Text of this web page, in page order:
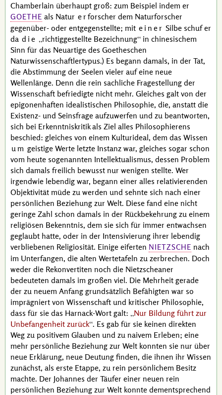
Chamberlain überhaupt groß: zum Beispiel indem er
GOETHE als Natur er forscher dem Naturforscher
gegenüber- oder entgegenstellte; mit einer Silbe schuf er
da die richtiggestellte Bezeichnung in chinesischem
Sinn für das Neuartige des Goetheschen
Naturwissenschaftlertypus.) Es begann damals, in der Tat,
die Abstimmung der Seelen vieler auf eine neue
Wellenlänge. Denn die rein sachliche Fragestellung der
Wissenschaft befriedigte nicht mehr. Gleiches galt von der
epigonenhaften idealistischen Philosophie, die, anstatt die
Existenz- und Seinsfrage aufzuwerfen und zu beantworten,
sich bei Erkenntniskritik als Ziel alles Philosophierens
beschied: gleiches von einem Kulturideal, dem das Wissen
um geistige Werte letzte Instanz war, gleiches sogar schon
vom heute sogenannten Intellektualismus, dessen Problem
sich damals freilich bewusst nur wenigen stellte. Wer
irgendwie lebendig war, begann einer alles relativierenden
Objektivität müde zu werden und sehnte sich nach einer
persönlichen Beziehung zur Welt. Diese fand eine nicht
geringe Zahl schon damals in der Rückbekehrung zu einem
religiösen Bekenntnis, dem sie sich für immer entwachsen
geglaubt hatte, oder in der Intensivierung ihrer lebendig
verbliebenen Religiosität. Einige eiferten NIETZSCHE nach
im Unterfangen, die alten Wertetafeln zu zerbrechen. Doch
weder die Rekonvertiten noch die Nietzscheaner
bedeuteten damals im großen viel. Die Mehrheit gerade
der zu neuem Anfang grundsätzlich Befähigten war so
imprägniert von Wissenschaft und kritischer Philosophie,
dass für sie das Harnack-Wort galt:
Nur Bildung führt zur
Unbefangenheit zurück . Es gab für sie keinen direkten
Weg zu positivem Glauben und zu naivem Erleben; eine
mehr persönliche Beziehung zur Welt konnten sie nur über
neue Erklärung, neue Deutung finden, die ihnen ihr Wissen
zunächst, als erste Etappe, zu rein persönlichem Besitz
machte. Der Johannes der Täufer einer neuen rein
persönlichen Beziehung zur Welt konnte dementsprechend